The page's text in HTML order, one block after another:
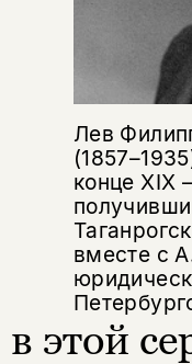
Лев
конце XIX
вместе с
в этой